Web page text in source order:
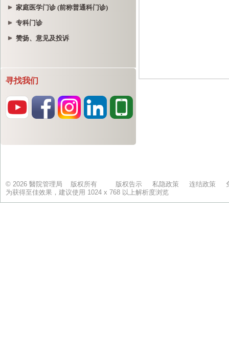
家庭医学门诊 (前称普通科门诊)
专科门诊
赞扬、意见及投诉
寻找我们
© 2026 醫院管理局 版权所有 版权告示 私隐政策 连结政策
为获得至佳效果，建议使用 1024 x 768 以上解析度浏览